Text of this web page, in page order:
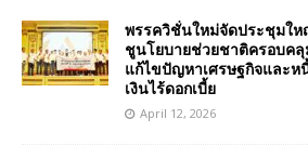
พรรควิชั่นใหม่จัดประชุมใ
ชูนโยบายช่วยชาติครอบค
แก้ไขปัญหาเศรษฐกิจและ
เงินไร้ดอกเบี้ย
April 12, 2026